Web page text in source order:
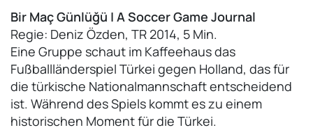
Bir Maç Günlüğü | A Soccer Game Journal
Regie: Deniz Özden, TR 2014, 5 Min.
Eine Gruppe schaut im Kaffeehaus das
Fußballländerspiel Türkei gegen Holland, das für
die türkische Nationalmannschaft entscheidend
ist. Während des Spiels kommt es zu einem
historischen Moment für die Türkei.